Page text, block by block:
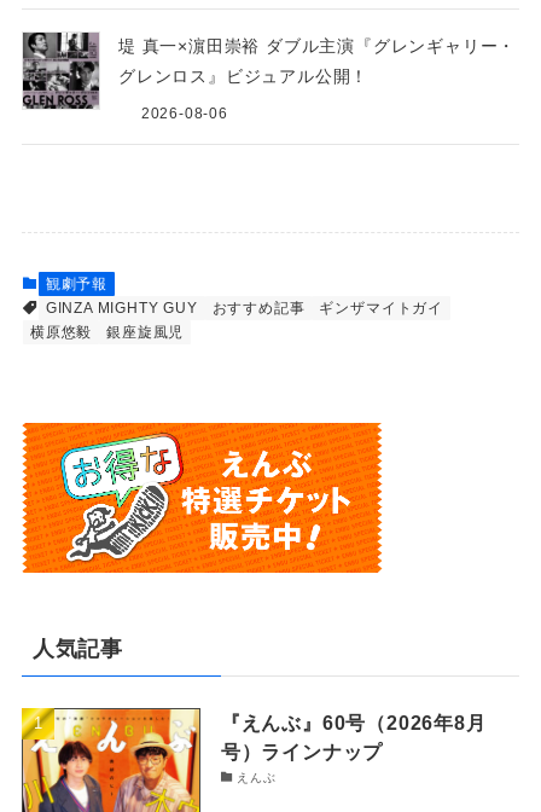
堤 真一×濵田崇裕 ダブル主演『グレンギャリー・
グレンロス』ビジュアル公開！
2026-08-06
観劇予報
GINZA MIGHTY GUY
おすすめ記事
ギンザマイトガイ
横原悠毅
銀座旋風児
人気記事
『えんぶ』60号（2026年8月
号）ラインナップ
えんぶ